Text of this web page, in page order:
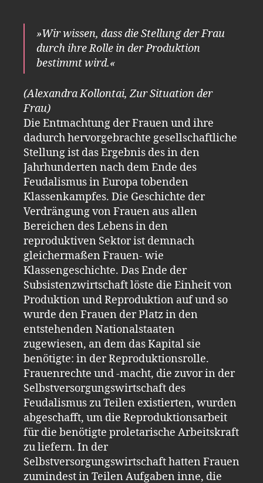
»Wir wissen, dass die Stellung der Frau
durch ihre Rolle in der Produktion
bestimmt wird.«
(Alexandra Kollontai, Zur Situation der
Frau)
Die Entmachtung der Frauen und ihre
dadurch hervorgebrachte gesellschaftliche
Stellung ist das Ergebnis des in den
Jahrhunderten nach dem Ende des
Feudalismus in Europa tobenden
Klassenkampfes. Die Geschichte der
Verdrängung von Frauen aus allen
Bereichen des Lebens in den
reproduktiven Sektor ist demnach
gleichermaßen Frauen- wie
Klassengeschichte. Das Ende der
Subsistenzwirtschaft löste die Einheit von
Produktion und Reproduktion auf und so
wurde den Frauen der Platz in den
entstehenden Nationalstaaten
zugewiesen, an dem das Kapital sie
benötigte: in der Reproduktionsrolle.
Frauenrechte und -macht, die zuvor in der
Selbstversorgungswirtschaft des
Feudalismus zu Teilen existierten, wurden
abgeschafft, um die Reproduktionsarbeit
für die benötigte proletarische Arbeitskraft
zu liefern. In der
Selbstversorgungswirtschaft hatten Frauen
zumindest in Teilen Aufgaben inne, die